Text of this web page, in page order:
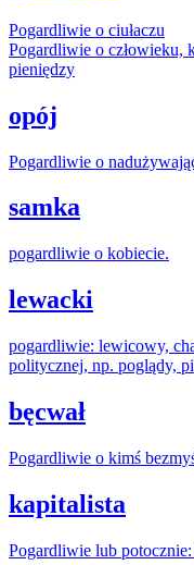
Pogardliwie o ciułaczu
Pogardliwie o człowieku,
pieniędzy
opój
Pogardliwie o
samka
pogardliwie o kobiecie.
lewacki
pogardliwie: lewicowy,
politycznej, np. poglądy,
bęcwał
Pogardliwie o kimś
kapitalista
Pogardliwie lub